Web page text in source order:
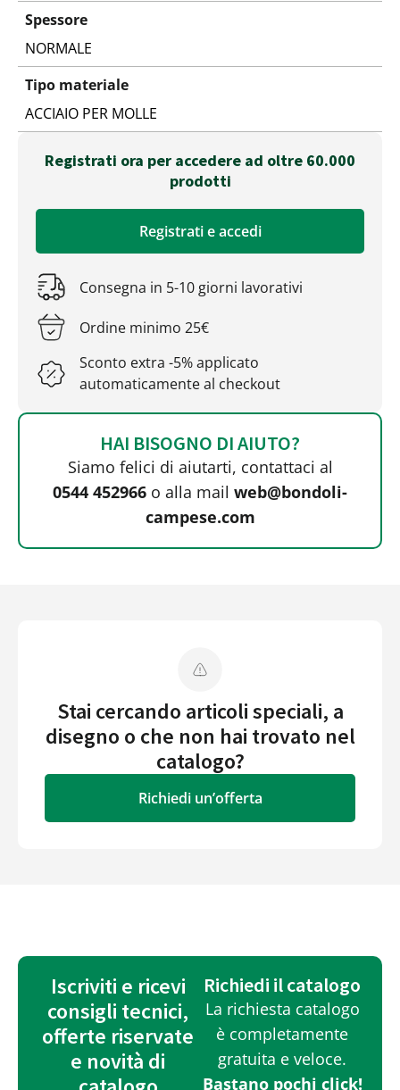
Spessore
NORMALE
Tipo materiale
ACCIAIO PER MOLLE
Registrati ora per accedere ad oltre 60.000
prodotti
Registrati e accedi
Consegna in 5-10 giorni lavorativi
Ordine minimo 25€
Sconto extra -5% applicato
automaticamente al checkout
HAI BISOGNO DI AIUTO?
Siamo felici di aiutarti, contattaci al
0544 452966 o alla mail web@bondoli-
campese.com
Stai cercando articoli speciali, a
disegno o che non hai trovato nel
catalogo?
Richiedi un’offerta
Iscriviti e ricevi
consigli tecnici,
offerte riservate
e novità di
Richiedi il catalogo
La richiesta catalogo
è completamente
gratuita e veloce.
Bastano pochi click!